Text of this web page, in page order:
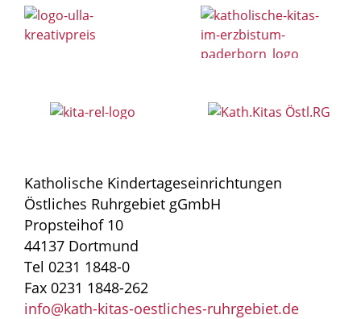
Katholische Kindertageseinrichtungen
Östliches Ruhrgebiet gGmbH
Propsteihof 10
44137 Dortmund
Tel 0231 1848-0
Fax 0231 1848-262
info@kath-kitas-oestliches-ruhrgebiet.de